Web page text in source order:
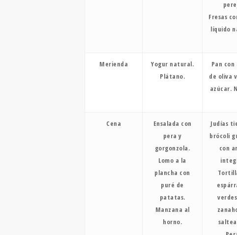
Fresas
líquido
Merienda
Yogur natural.
Plátano.
Pan
de oliva
azúcar.
Cena
Ensalada con
pera y
gorgonzola.
Lomo a la
plancha con
puré de
patatas.
Manzana al
horno.
Judías
brócoli
con